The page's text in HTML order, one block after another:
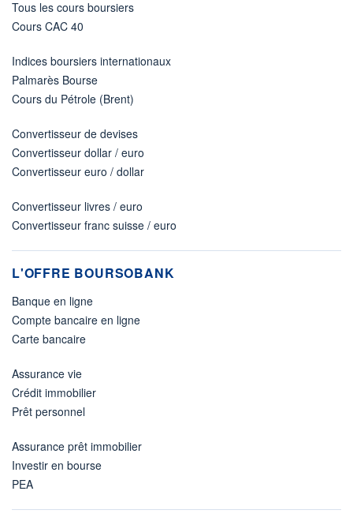
Tous les cours boursiers
Cours CAC 40
Indices boursiers internationaux
Palmarès Bourse
Cours du Pétrole (Brent)
Convertisseur de devises
Convertisseur dollar / euro
Convertisseur euro / dollar
Convertisseur livres / euro
Convertisseur franc suisse / euro
L'OFFRE BOURSOBANK
Banque en ligne
Compte bancaire en ligne
Carte bancaire
Assurance vie
Crédit immobilier
Prêt personnel
Assurance prêt immobilier
Investir en bourse
PEA